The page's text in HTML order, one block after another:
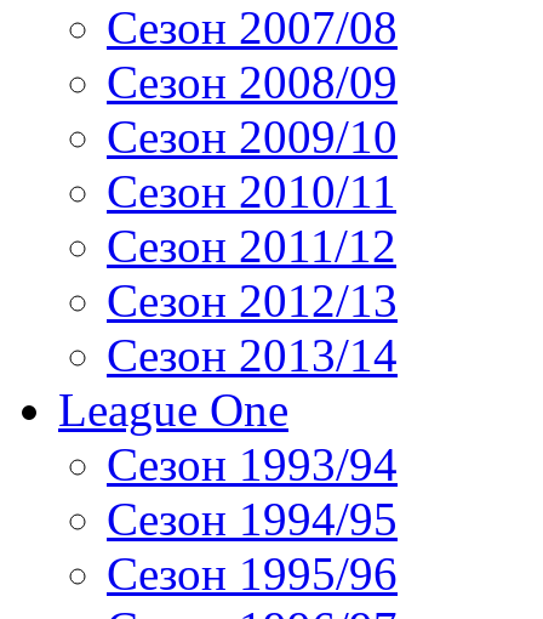
Сезон 2007/08
Сезон 2008/09
Сезон 2009/10
Сезон 2010/11
Сезон 2011/12
Сезон 2012/13
Сезон 2013/14
League One
Сезон 1993/94
Сезон 1994/95
Сезон 1995/96